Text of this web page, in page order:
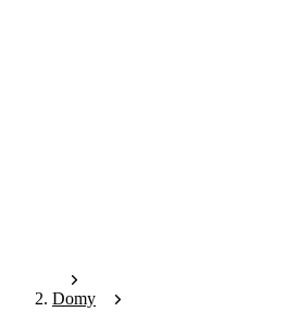
Domy